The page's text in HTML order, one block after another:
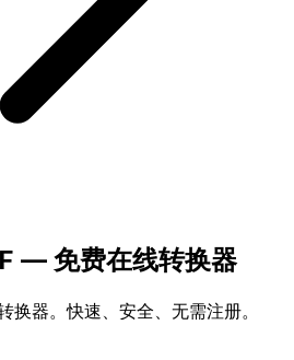
— 免费在线转换器
器。快速、安全、无需注册。